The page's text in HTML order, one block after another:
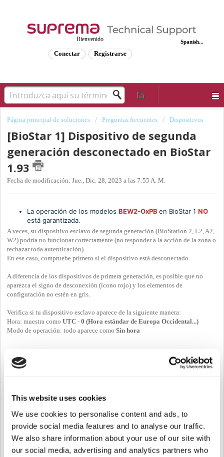
This website uses cookies
We use cookies to personalise content and ads, to
provide social media features and to analyse our traffic.
We also share information about your use of our site with
our social media, advertising and analytics partners who
Spanish...
Bienvenido
Conectar Registrarse
Página principal de soluciones Preguntas frecuentes Dispositivos
[BioStar 1] Dispositivo de segunda
generación desconectado en BioStar
1.93
Fecha de modificación: Jue., Dic. 28, 2023 a las 7:55 A. M.
La operación de los modelos BEW2-OxPB en BioStar 1 NO
está garantizada.
A veces, su dispositivo esclavo de segunda generación (BioStation 2, L2, A2,
W2) podría no funcionar correctamente (no responder a la acción de la zona o
rechazar toda autenticación).
En ese caso, compruebe primero si el dispositivo está desconectado.
A diferencia de los dispositivos de primera generación, es posible que no
aparezca el signo de desconexión (ícono rojo) y los elementos de
configuración no estén en gris.
Verifica si tu dispositivo esclavo aparece de la siguiente manera:
Hora: muestra como UTC - 0 (Hora estándar de Europa Occidental...)
Modo de operación: todo aparece como Sin hora
Esto significa que su dispositivo esclavo está desconectado. Puede
comprobarlo intentando aplicar un ajuste. No se guardará.